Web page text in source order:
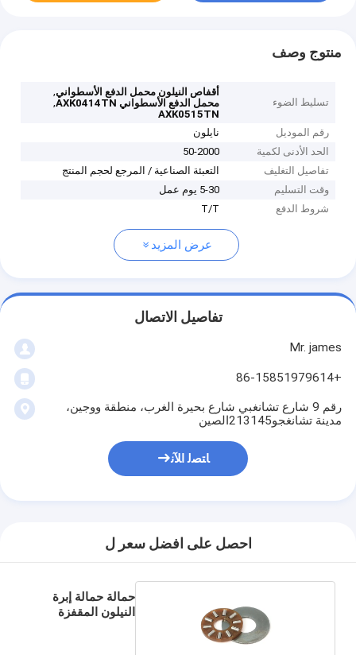
منتوج وصف
تسليط الضوء
أقفاص النيلون محمل الدفع الأسطواني,
محمل الدفع الأسطواني AXK0414TN
,
AXK0515TN
رقم الموديل
نايلون
الحد الأدنى لكمية
50-2000
تفاصيل التغليف
التعبئة الصناعية / المرجع لحجم المنتج
وقت التسليم
5-30 يوم عمل
شروط الدفع
T/T
عرض المزيد
تفاصيل الاتصال
Mr. james
+86-15851979614
رقم 9 شارع تشانغبي شارع بحيرة الغرب، منطقة ووجين،
مدينة تشانغجو213145الصين
ﺎﺘﺼﻟ ﺍﻶﻧ
احصل على افضل سعر ل
حمالة حمالة إبرة
النيلون المقفزة